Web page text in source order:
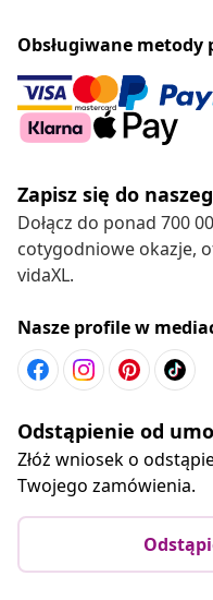
Obsługiwane metody
Zapisz się do
Dołącz do ponad 700
cotygodniowe okazje,
vidaXL.
Nasze profile w
Odstąpienie od
Złóż wniosek o
Twojego zamówienia.